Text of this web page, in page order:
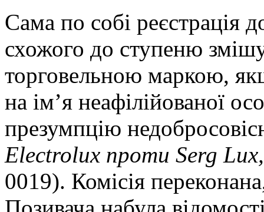
Сама по собі реєстрація
схожого до ступеню
торговельною маркою,
на ім’я неафілійованої
презумпцію
Electrolux проти Serg
0019). Комісія